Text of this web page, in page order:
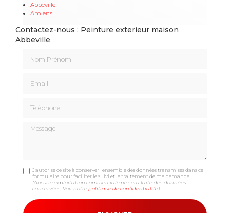
Abbeville
Amiens
Contactez-nous : Peinture exterieur maison
Abbeville
Message
J'autorise ce site à conserver l'ensemble des données transmises dans ce
formulaire pour faciliter le suivi et le traitement de ma demande.
(Aucune exploitation commerciale ne sera faite des données
concervées. Voir notrepolitique de confidentialité)